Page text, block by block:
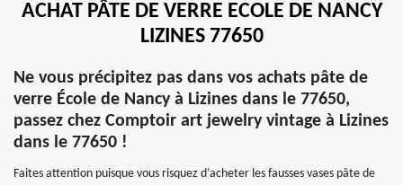
ACHAT PÂTE DE VERRE ECOLE DE NANCY
LIZINES 77650
Ne vous précipitez pas dans vos achats pâte de
verre École de Nancy à Lizines dans le 77650,
passez chez Comptoir art jewelry vintage à Lizines
dans le 77650 !
Faites attention puisque vous risquez d’acheter les fausses vases pâte de